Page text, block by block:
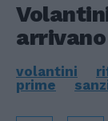
volantini
prime